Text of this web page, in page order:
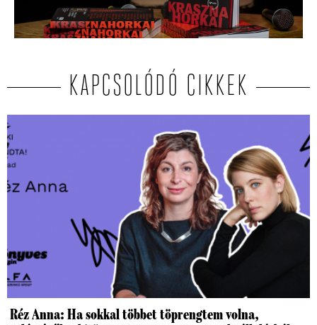
KAPCSOLÓDÓ CIKKEK
Réz Anna: Ha sokkal többet töprengtem volna,